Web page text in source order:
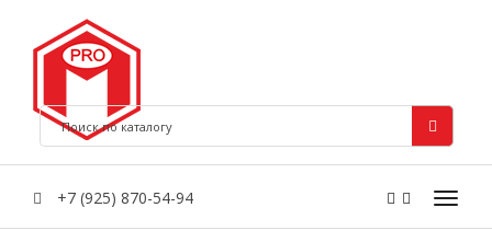
+7 (925) 870-54-94